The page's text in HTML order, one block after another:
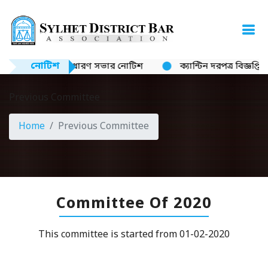
নোটিশ
সাধারণ সভার নোটিশ ক্যান্টিন দরপত্র বিজ্ঞপ্তি নিয়োগ
Previous Committee
Home Previous Committee
Committee Of 2020
This committee is started from 01-02-2020